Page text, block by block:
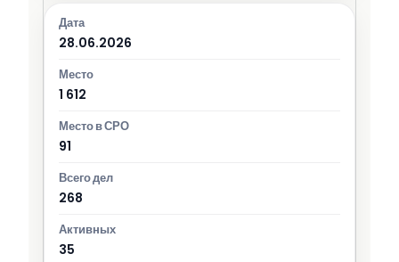
28.06.2026
1 612
91
268
35